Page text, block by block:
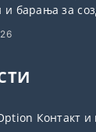
и барања за
Контакт и